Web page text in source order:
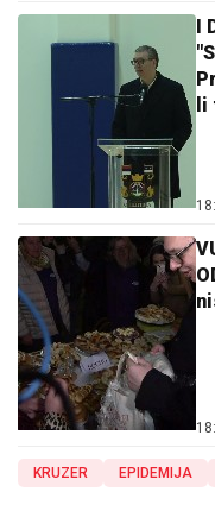
I
KRUZER EPIDEMIJA